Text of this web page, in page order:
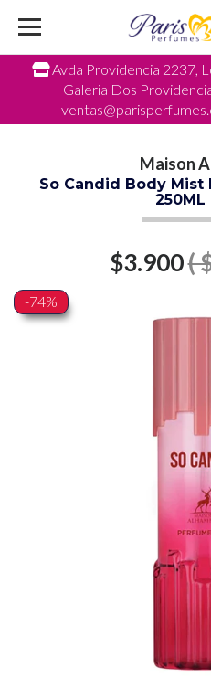
Avda Providencia 2237,
Galeria Dos
Maison
So Candid Body Mist
250ML
$3.900(
-74%